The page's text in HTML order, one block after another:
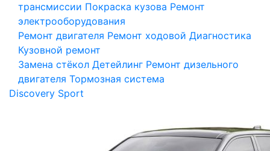
трансмиссии Покраска кузова Ремонт
электрооборудования
Ремонт двигателя Ремонт ходовой Диагностика
Кузовной ремонт
Замена стёкол Детейлинг Ремонт дизельного
двигателя Тормозная система
Discovery Sport